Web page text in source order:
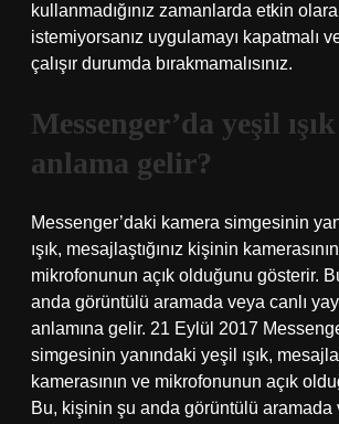
kullanmadığınız zamanlarda etkin
istemiyorsanız uygulamayı kapatmalı
çalışır durumda bırakmamalısınız.
Messenger’da yeşil
anlama gelir?
Messenger’daki kamera simgesinin
ışık, mesajlaştığınız kişinin
mikrofonunun açık olduğunu gösterir.
anda görüntülü aramada veya canlı
anlamına gelir. 21 Eylül 2017
simgesinin yanındaki yeşil ışık,
kamerasının ve mikrofonunun açık
Bu, kişinin şu anda görüntülü aramada